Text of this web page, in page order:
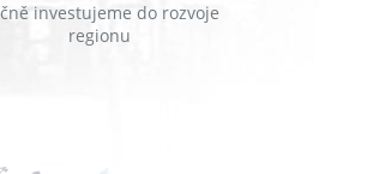
investujeme do rozvoje
regionu